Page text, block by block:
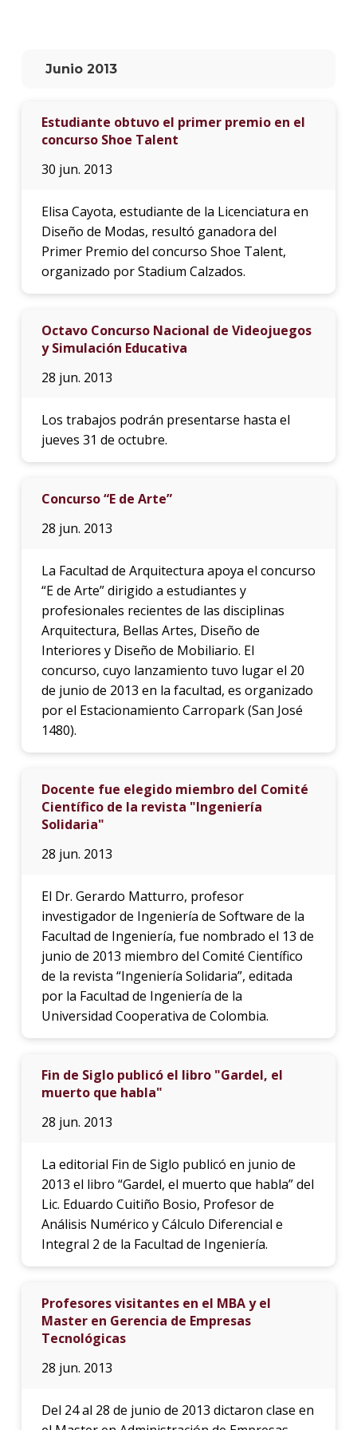
Junio 2013
Estudiante obtuvo el primer premio en el
concurso Shoe Talent
30 jun. 2013
Elisa Cayota, estudiante de la Licenciatura en
Diseño de Modas, resultó ganadora del
Primer Premio del concurso Shoe Talent,
organizado por Stadium Calzados.
Octavo Concurso Nacional de Videojuegos
y Simulación Educativa
28 jun. 2013
Los trabajos podrán presentarse hasta el
jueves 31 de octubre.
Concurso “E de Arte”
28 jun. 2013
La Facultad de Arquitectura apoya el concurso
“E de Arte” dirigido a estudiantes y
profesionales recientes de las disciplinas
Arquitectura, Bellas Artes, Diseño de
Interiores y Diseño de Mobiliario. El
concurso, cuyo lanzamiento tuvo lugar el 20
de junio de 2013 en la facultad, es organizado
por el Estacionamiento Carropark (San José
1480).
Docente fue elegido miembro del Comité
Científico de la revista "Ingeniería
Solidaria"
28 jun. 2013
El Dr. Gerardo Matturro, profesor
investigador de Ingeniería de Software de la
Facultad de Ingeniería, fue nombrado el 13 de
junio de 2013 miembro del Comité Científico
de la revista “Ingeniería Solidaria”, editada
por la Facultad de Ingeniería de la
Universidad Cooperativa de Colombia.
Fin de Siglo publicó el libro "Gardel, el
muerto que habla"
28 jun. 2013
La editorial Fin de Siglo publicó en junio de
2013 el libro “Gardel, el muerto que habla” del
Lic. Eduardo Cuitiño Bosio, Profesor de
Análisis Numérico y Cálculo Diferencial e
Integral 2 de la Facultad de Ingeniería.
Profesores visitantes en el MBA y el
Master en Gerencia de Empresas
Tecnológicas
28 jun. 2013
Del 24 al 28 de junio de 2013 dictaron clase en